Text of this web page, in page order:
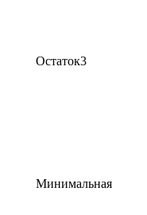
Остаток3
Минимальная